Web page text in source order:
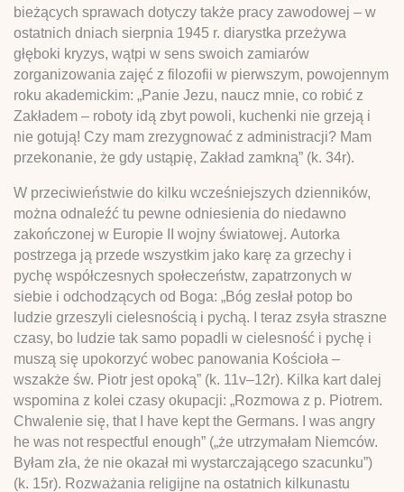
bieżących sprawach dotyczy także pracy zawodowej – w
ostatnich dniach sierpnia 1945 r. diarystka przeżywa
głęboki kryzys, wątpi w sens swoich zamiarów
zorganizowania zajęć z filozofii w pierwszym, powojennym
roku akademickim: „Panie Jezu, naucz mnie, co robić z
Zakładem – roboty idą zbyt powoli, kuchenki nie grzeją i
nie gotują! Czy mam zrezygnować z administracji? Mam
przekonanie, że gdy ustąpię, Zakład zamkną” (k. 34r).
W przeciwieństwie do kilku wcześniejszych dzienników,
można odnaleźć tu pewne odniesienia do niedawno
zakończonej w Europie II wojny światowej. Autorka
postrzega ją przede wszystkim jako karę za grzechy i
pychę współczesnych społeczeństw, zapatrzonych w
siebie i odchodzących od Boga: „Bóg zesłał potop bo
ludzie grzeszyli cielesnością i pychą. I teraz zsyła straszne
czasy, bo ludzie tak samo popadli w cielesność i pychę i
muszą się upokorzyć wobec panowania Kościoła –
wszakże św. Piotr jest opoką” (k. 11v–12r). Kilka kart dalej
wspomina z kolei czasy okupacji: „Rozmowa z p. Piotrem.
Chwalenie się, that I have kept the Germans. I was angry
he was not respectful enough” („że utrzymałam Niemców.
Byłam zła, że nie okazał mi wystarczającego szacunku”)
(k. 15r). Rozważania religijne na ostatnich kilkunastu